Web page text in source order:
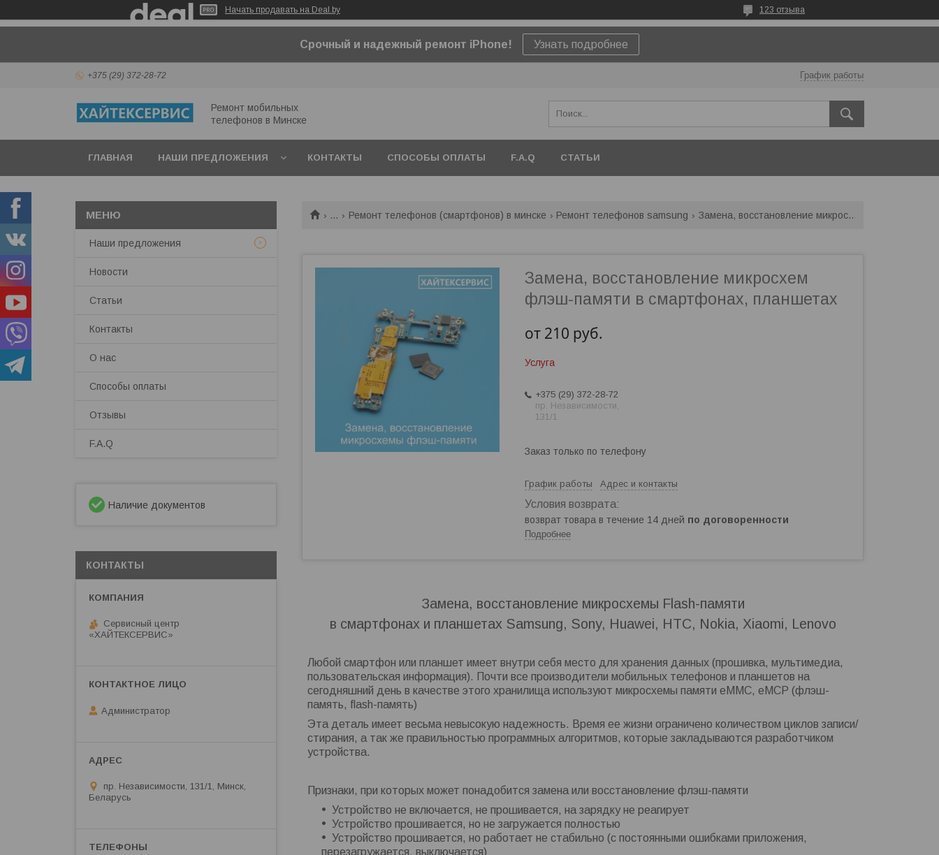
Начать продавать на Deal.by 123 отзыва
Срочный и надежный ремонт iPhone! Узнать подробнее
+375 (29) 372-28-72 График работы
Ремонт мобильных
телефонов в Минcке
ГЛАВНАЯ НАШИ ПРЕДЛОЖЕНИЯ КОНТАКТЫ СПОСОБЫ ОПЛАТЫ F.A.Q СТАТЬИ
... Ремонт телефонов (смартфонов) в минске Ремонт телефонов samsung Замена, восстановление микросхем флэш-памяти в смартфонах, планшетах
Замена, восстановление микросхем
флэш-памяти в смартфонах, планшетах
от 210 руб.
Услуга
+375 (29) 372-28-72
пр. Независимости,
131/1
Заказ только по телефону
График работы Адрес и контакты
возврат товара в течение 14 дней по договоренности
Подробнее
Замена, восстановление микросхемы Flash-памяти
в смартфонах и планшетах Samsung, Sony, Huawei, HTC, Nokia, Xiaomi, Lenovo
Любой смартфон или планшет имеет внутри себя место для хранения данных (прошивка, мультимедиа,
пользовательская информация). Почти все производители мобильных телефонов и планшетов на
сегодняшний день в качестве этого хранилища используют микросхемы памяти eMMC, eMCP (флэш-
память, flash-память)
Эта деталь имеет весьма невысокую надежность. Время ее жизни ограничено количеством циклов записи/
стирания, а так же правильностью программных алгоритмов, которые закладываются разработчиком
устройства.
Признаки, при которых может понадобится замена или восстановление флэш-памяти
Устройство не включается, не прошивается, на зарядку не реагирует
Устройство прошивается, но не загружается полностью
Устройство прошивается, но работает не стабильно (с постоянными ошибками приложения,
перезагружается, выключается)
Наши предложения
Новости
Статьи
Контакты
О нас
Способы оплаты
Отзывы
F.A.Q
Наличие документов
КОНТАКТЫ
Сервисный центр
«ХАЙТЕКСЕРВИС»
Администратор
пр. Независимости, 131/1, Минск,
Беларусь